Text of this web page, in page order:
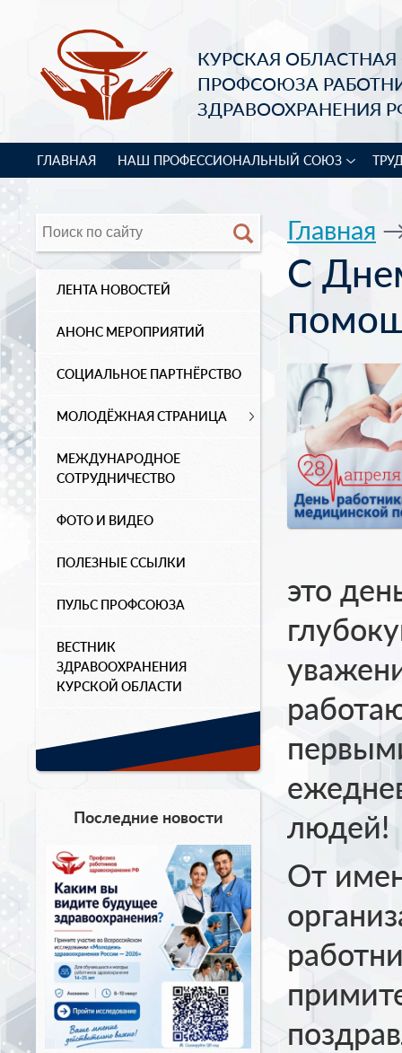
КУРСКАЯ
ПРОФСОЮЗА
ЗДРАВООХРАНЕНИЯ
ГЛАВНАЯ НАШ ПРОФЕССИОНАЛЬНЫЙ СОЮЗ
ЛЕНТА НОВОСТЕЙ
АНОНС МЕРОПРИЯТИЙ
СОЦИАЛЬНОЕ ПАРТНЁРСТВО
МОЛОДЁЖНАЯ СТРАНИЦА
МЕЖДУНАРОДНОЕ
СОТРУДНИЧЕСТВО
ФОТО И ВИДЕО
ПОЛЕЗНЫЕ ССЫЛКИ
ПУЛЬС ПРОФСОЮЗА
ВЕСТНИК
ЗДРАВООХРАНЕНИЯ
КУРСКОЙ ОБЛАСТИ
Последние новости
Главная
С
это
людей!
От